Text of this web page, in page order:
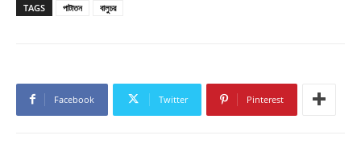
TAGS পাটাতন বালুচর
Facebook Twitter Pinterest